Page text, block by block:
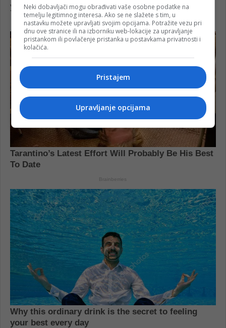
Neki dobavljači mogu obrađivati vaše osobne podatke na
temelju legitimnog interesa. Ako se ne slažete s tim, u
nastavku možete upravljati svojim opcijama. Potražite vezu pri
dnu ove stranice ili na izborniku web-lokacije za upravljanje
pristankom ili povlačenje pristanka u postavkama privatnosti i
kolačića.
Pristajem
Upravljanje opcijama